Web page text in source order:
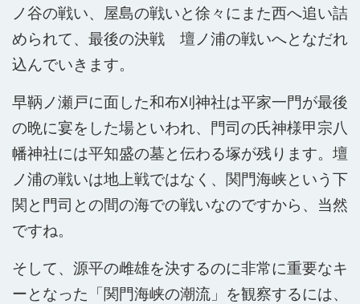
ノ谷の戦い、屋島の戦いと徐々にまた西へ追い詰
められて、最後の決戦 壇ノ浦の戦いへとなだれ
込んでいきます。
早鞆ノ瀬戸に面した和布刈神社は平家一門が最後
の晩に宴をした場といわれ、門司の氏神様甲宗八
幡神社には平知盛の墓と伝わる塚が残ります。壇
ノ浦の戦いは地上戦ではなく、関門海峡という下
関と門司との間の海での戦いなのですから、当然
ですね。
そして、源平の雌雄を決するのに非常に重要なキ
ーとなった「関門海峡の潮流」を観察するには、